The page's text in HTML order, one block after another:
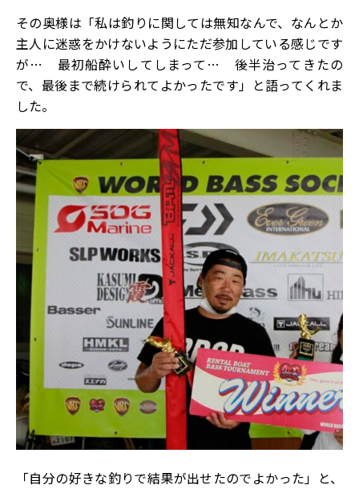
その奥様は「私は釣りに関しては無知なんで、なんとか
主人に迷惑をかけないようにただ参加している感じです
が… 最初船酔いしてしまって… 後半治ってきたの
で、最後まで続けられてよかったです」と語ってくれま
した。
「自分の好きな釣りで結果が出せたのでよかった」と、